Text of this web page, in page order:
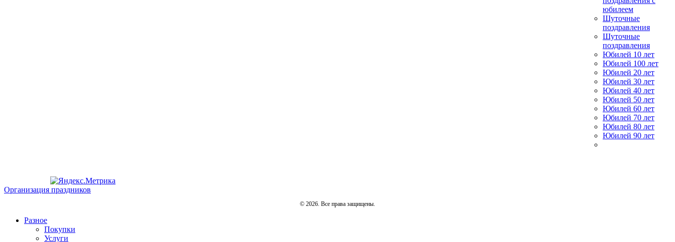
юбилеем
Шуточные
поздравления
Шуточные
поздравления
Юбилей 10 лет
Юбилей 100 лет
Юбилей 20 лет
Юбилей 30 лет
Юбилей 40 лет
Юбилей 50 лет
Юбилей 60 лет
Юбилей 70 лет
Юбилей 80 лет
Юбилей 90 лет
Организация праздников
© 2026. Все права защищены.
Разное
Покупки
Услуги